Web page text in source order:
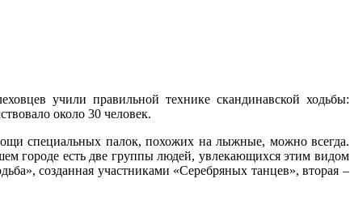
учили правильной технике скандинавской ходьбы:
около 30 человек.
специальных палок, похожих на лыжные, можно всегда.
городе есть две группы людей, увлекающихся этим видом
созданная участниками «Серебряных танцев», вторая –